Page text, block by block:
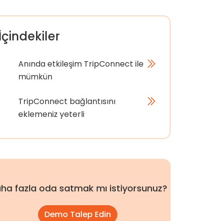
Anında etkileşim TripConnect ile
mümkün
TripConnect bağlantısını
eklemeniz yeterli
fazla oda satmak mı istiyorsunuz?
Demo Talep Edin